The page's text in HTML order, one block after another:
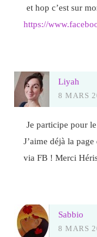
et hop c’est sur
https://
Liyah
8 MARS
Je participe pour
J’aime déjà la
via FB ! Merci
Sabbio
8 MARS